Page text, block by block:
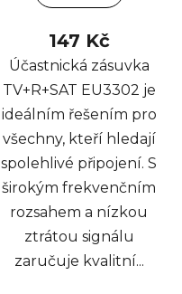
147 Kč
Účastnická zásuvka
TV+R+SAT EU3302 je
ideálním řešením pro
všechny, kteří hledají
spolehlivé připojení. S
širokým frekvenčním
rozsahem a nízkou
ztrátou signálu
zaručuje kvalitní...